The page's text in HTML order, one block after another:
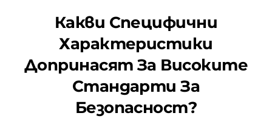
Какви Специфични
Характеристики
Допринасят За Високите
Стандарти За
Безопасност?